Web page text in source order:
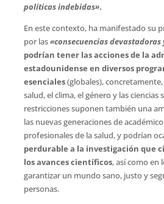
políticas indebidas».
En este contexto, ha manifestado su
por las«consecuencias devastadoras
podrían tener las acciones de la
estadounidense en diversos
esenciales(globales),
salud, el clima, el género y las ciencias
restricciones suponen también una
las nuevas generaciones de
profesionales de la salud, y podrían
perdurable a la investigación que
los avances científicos, así como en
garantizar un mundo sano, justo y
personas.